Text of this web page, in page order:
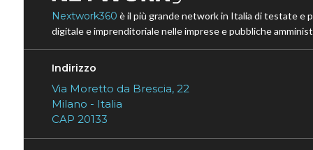
Nextwork360 è il più grande network in Italia di testate e
digitale e imprenditoriale nelle imprese e pubbliche
Indirizzo
Via Moretto da Brescia, 22
Milano - Italia
CAP 20133